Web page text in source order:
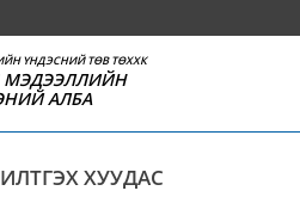
ҮНДЭСНИЙ ТӨВ ТӨХХК
АЛБА
ХУУДАС